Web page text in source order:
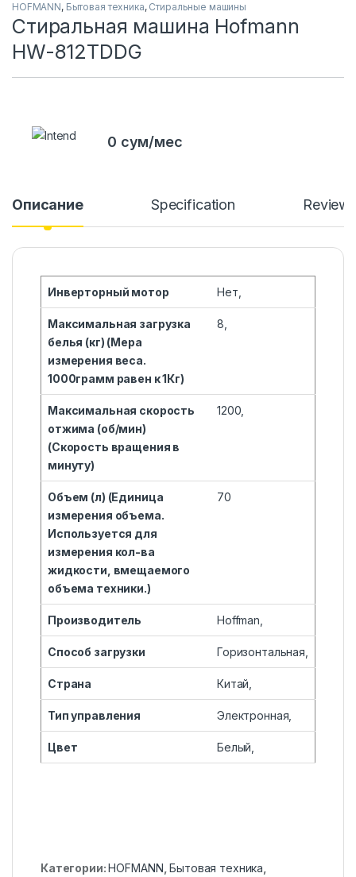
HOFMANN, Бытовая техника, Стиральные машины
Стиральная машина Hofmann
HW-812TDDG
0 сум/мес
Описание Specification
Инверторный мотор Нет,
Максимальная загрузка
белья (кг) (Мера
измерения веса.
1000грамм равен к 1Кг)
8,
Максимальная скорость
отжима (об/мин)
(Скорость вращения в
минуту)
1200,
Объем (л) (Единица
измерения объема.
Используется для
измерения кол-ва
жидкости, вмещаемого
объема техники.)
70
Производитель Hoffman,
Способ загрузки Горизонтальная,
Страна Китай,
Тип управления Электронная,
Цвет Белый,
Категории:HOFMANN ,Бытовая техника